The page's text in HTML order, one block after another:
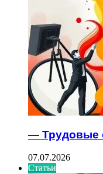
— Трудовые
07.07.2026
Статьи